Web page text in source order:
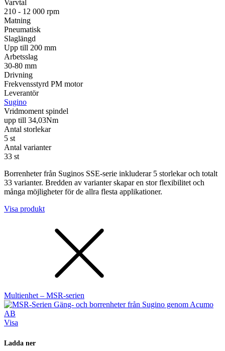
Varvtal
210 - 12 000 rpm
Matning
Pneumatisk
Slaglängd
Upp till 200 mm
Arbetsslag
30-80 mm
Drivning
Frekvensstyrd PM motor
Leverantör
Sugino
Vridmoment spindel
upp till 34,03Nm
Antal storlekar
5 st
Antal varianter
33 st
Borrenheter från Suginos SSE-serie inkluderar 5 storlekar och totalt
33 varianter. Bredden av varianter skapar en stor flexibilitet och
många möjligheter för de allra flesta applikationer.
Visa produkt
Multienhet – MSR-serien
Visa
Ladda ner